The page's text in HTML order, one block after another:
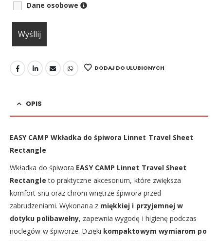
Dane osobowe
DODAJ DO ULUBIONYCH
OPIS
EASY CAMP Wkładka do śpiwora Linnet Travel Sheet
Rectangle
Wkładka do śpiwora EASY CAMP Linnet Travel Sheet
Rectangle to praktyczne akcesorium, które zwiększa
komfort snu oraz chroni wnętrze śpiwora przed
zabrudzeniami. Wykonana z miękkiej i przyjemnej w
dotyku polibawełny, zapewnia wygodę i higienę podczas
noclegów w śpiworze. Dzięki kompaktowym wymiarom po